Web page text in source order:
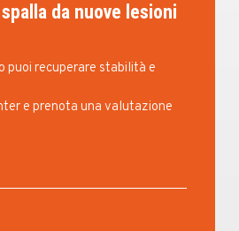
da nuove lesioni
puoi recuperare stabilità e
e prenota una valutazione